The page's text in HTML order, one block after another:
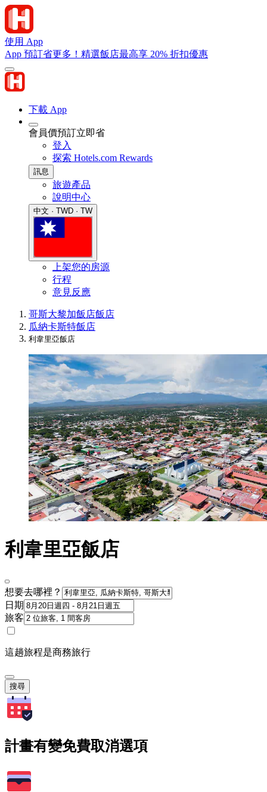
使用 App
App 預訂省更多！精選飯店最高享 20% 折扣優惠
下載 App
會員價預訂立即省
登入
探索 Hotels.com Rewards
訊息
旅遊產品
說明中心
中文 · TWD · TW
上架您的房源
行程
意見反應
哥斯大黎加飯店飯店
瓜納卡斯特飯店
利韋里亞飯店
利韋里亞飯店
想要去哪裡？
日期
旅客
這趟旅程是商務旅行
搜尋
計畫有變免費取消選項